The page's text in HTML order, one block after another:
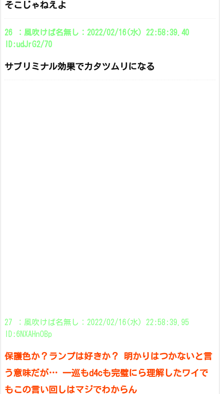
そこじゃねえよ
26 ：風吹けば名無し：2022/02/16(水) 22:58:39.40
ID:udJrG2/70
サブリミナル効果でカタツムリになる
27 ：風吹けば名無し：2022/02/16(水) 22:58:39.95
ID:6NXAHnOBp
保護色か？ランプは好きか？ 明かりはつかないと言
う意味だが… 一巡もd4cも完璧にら理解したワイで
もこの言い回しはマジでわからん